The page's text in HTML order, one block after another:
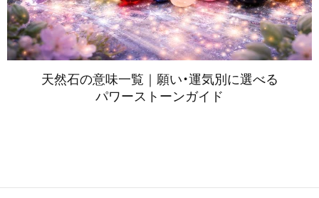
天然石の​意味一覧｜願い・運気別に​選べる​
パワーストーンガイド